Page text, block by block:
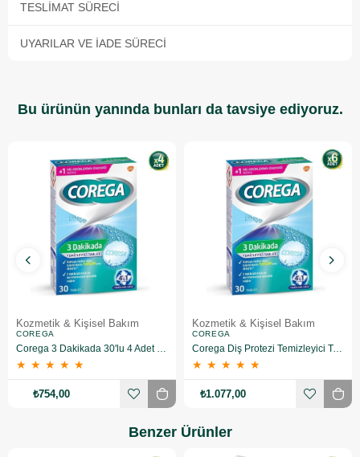
TESLIMAT SÜRECI
UYARILAR VE İADE SÜRECI
Bu ürünün yanında bunları da tavsiye ediyoruz.
Kozmetik & Kişisel Bakım
COREGA
Corega 3 Dakikada 30'lu 4 Adet Protez Temizleme Tableti
★ ★ ★ ★ ★
₺754,00
Kozmetik & Kişisel Bakım
COREGA
Corega Diş Protezi Temizleyici Tablet 6 Adet
★ ★ ★ ★ ★
₺1.077,00
Benzer Ürünler